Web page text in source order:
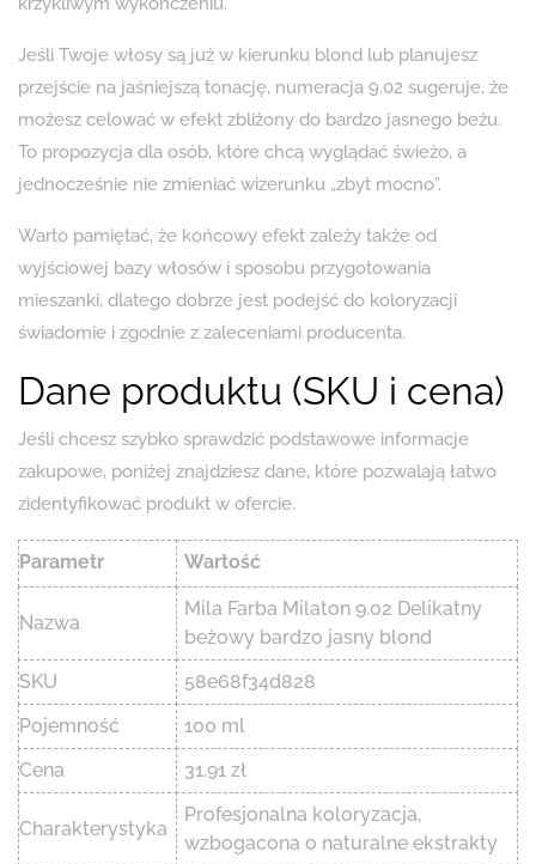
Jeśli Twoje włosy są już w kierunku blond lub planujesz
przejście na jaśniejszą tonację, numeracja 9.02 sugeruje, że
możesz celować w efekt zbliżony do bardzo jasnego beżu.
To propozycja dla osób, które chcą wyglądać świeżo, a
jednocześnie nie zmieniać wizerunku „zbyt mocno”.
Warto pamiętać, że końcowy efekt zależy także od
wyjściowej bazy włosów i sposobu przygotowania
mieszanki, dlatego dobrze jest podejść do koloryzacji
świadomie i zgodnie z zaleceniami producenta.
Dane produktu (SKU i cena)
Jeśli chcesz szybko sprawdzić podstawowe informacje
zakupowe, poniżej znajdziesz dane, które pozwalają łatwo
zidentyfikować produkt w ofercie.
Parametr Wartość
Nazwa
Mila Farba Milaton 9.02 Delikatny
beżowy bardzo jasny blond
SKU
58e68f34d828
Pojemność
100 ml
Cena
31.91 zł
Charakterystyka
Profesjonalna koloryzacja,
wzbogacona o naturalne ekstrakty